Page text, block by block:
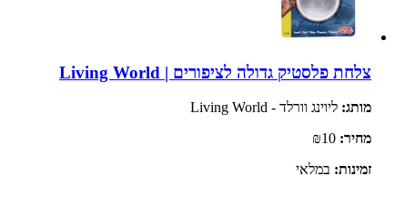
צלחת פלסטיק גדולה לציפורים | Living World
מותג: ליוינג וורלד - Living World
מחיר:
זמינות: במלאי